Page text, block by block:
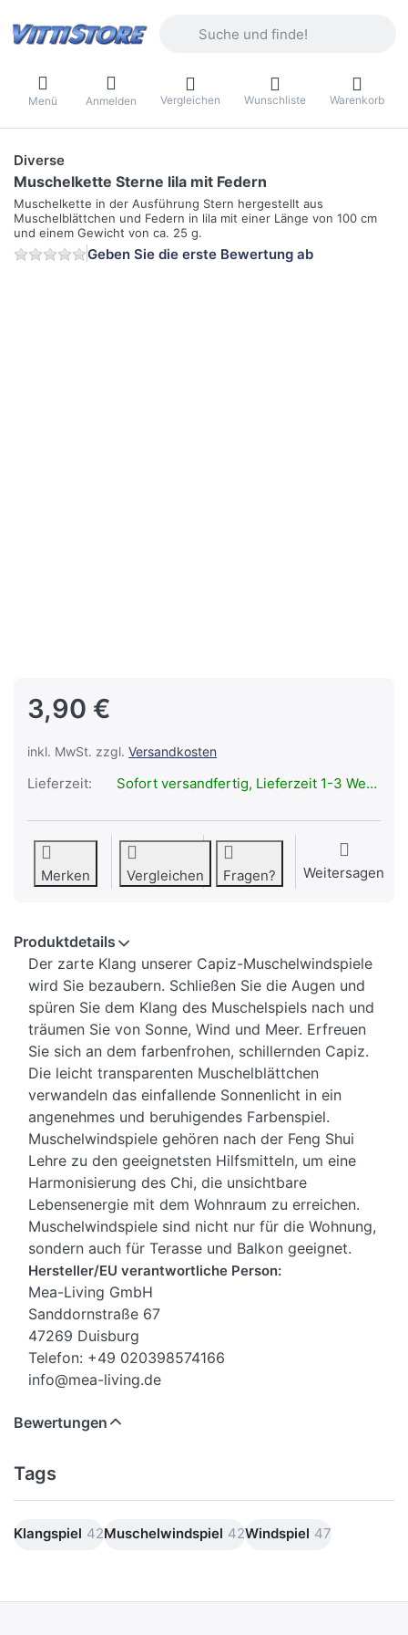
Menü Anmelden Vergleichen Wunschliste Warenkorb
Diverse
Muschelkette Sterne lila mit Federn
Muschelkette in der Ausführung Stern hergestellt aus
Muschelblättchen und Federn in lila mit einer Länge von 100 cm
und einem Gewicht von ca. 25 g.
Geben Sie die erste Bewertung ab
3,90 €
inkl. MwSt. zzgl. Versandkosten
Lieferzeit: Sofort versandfertig, Lieferzeit 1-3 Werktage.
Merken Vergleichen Fragen? Weitersagen
Produktdetails
Der zarte Klang unserer Capiz-Muschelwindspiele
wird Sie bezaubern. Schließen Sie die Augen und
spüren Sie dem Klang des Muschelspiels nach und
träumen Sie von Sonne, Wind und Meer. Erfreuen
Sie sich an dem farbenfrohen, schillernden Capiz.
Die leicht transparenten Muschelblättchen
verwandeln das einfallende Sonnenlicht in ein
angenehmes und beruhigendes Farbenspiel.
Muschelwindspiele gehören nach der Feng Shui
Lehre zu den geeignetsten Hilfsmitteln, um eine
Harmonisierung des Chi, die unsichtbare
Lebensenergie mit dem Wohnraum zu erreichen.
Muschelwindspiele sind nicht nur für die Wohnung,
sondern auch für Terasse und Balkon geeignet.
Hersteller/EU verantwortliche Person:
Mea-Living GmbH
Sanddornstraße 67
47269 Duisburg
Telefon: +49 020398574166
info@mea-living.de
Bewertungen
Tags
Klangspiel 42Muschelwindspiel 42Windspiel 47